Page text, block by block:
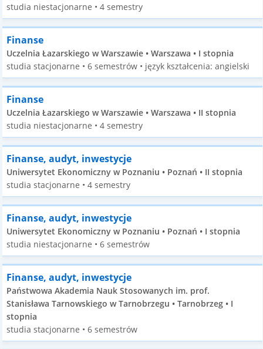
studia niestacjonarne • 4 semestry
Finanse
Uczelnia Łazarskiego w Warszawie • Warszawa • I stopnia
studia stacjonarne • 6 semestrów • język kształcenia: angielski
Finanse
Uczelnia Łazarskiego w Warszawie • Warszawa • II stopnia
studia niestacjonarne • 4 semestry
Finanse, audyt, inwestycje
Uniwersytet Ekonomiczny w Poznaniu • Poznań • II stopnia
studia stacjonarne • 4 semestry
Finanse, audyt, inwestycje
Uniwersytet Ekonomiczny w Poznaniu • Poznań • I stopnia
studia niestacjonarne • 6 semestrów
Finanse, audyt, inwestycje
Państwowa Akademia Nauk Stosowanych im. prof.
Stanisława Tarnowskiego w Tarnobrzegu • Tarnobrzeg • I
stopnia
studia stacjonarne • 6 semestrów